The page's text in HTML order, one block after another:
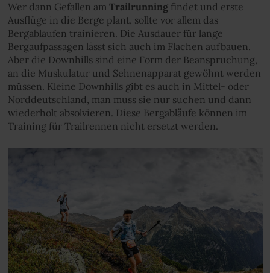
Wer dann Gefallen am Trailrunningfindet und erste
Ausflüge in die Berge plant, sollte vor allem das
Bergablaufen trainieren. Die Ausdauer für lange
Bergaufpassagen lässt sich auch im Flachen aufbauen.
Aber die Downhills sind eine Form der Beanspruchung,
an die Muskulatur und Sehnenapparat gewöhnt werden
müssen. Kleine Downhills gibt es auch in Mittel- oder
Norddeutschland, man muss sie nur suchen und dann
wiederholt absolvieren. Diese Bergabläufe können im
Training für Trailrennen nicht ersetzt werden.